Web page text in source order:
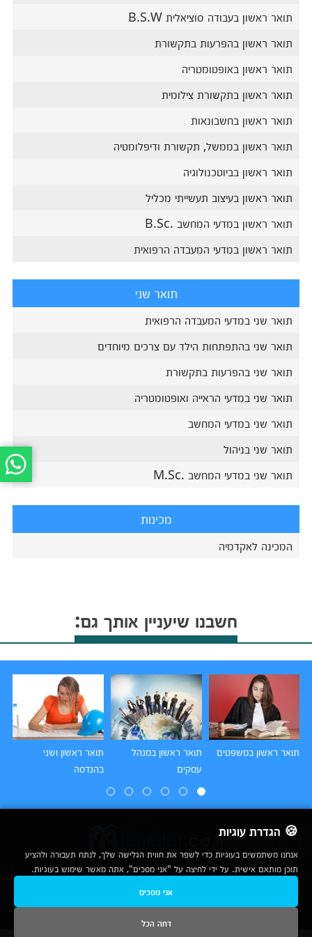
תואר ראשון בעבודה סוציאלית B.S.W
תואר ראשון בהפרעות בתקשורת
תואר ראשון באופטומטריה
תואר ראשון בתקשורת צילומית
תואר ראשון בחשבונאות
תואר ראשון בממשל, תקשורת ודיפלומטיה
תואר ראשון בביוטכנולוגיה
תואר ראשון בעיצוב תעשייתי מכליל
תואר ראשון במדעי המחשב .B.Sc
תואר ראשון במדעי המעבדה הרפואית
תואר שני
תואר שני במדעי המעבדה הרפואית
תואר שני בהתפתחות הילד עם צרכים מיוחדים
תואר שני בהפרעות בתקשורת
תואר שני במדעי הראייה ואופטומטריה
תואר שני במדעי המחשב
תואר שני בניהול
תואר שני במדעי המחשב .M.Sc
מכינות
המכינה לאקדמיה
חשבנו שיעניין אותך גם:
תואר ראשון במשפטים
תואר ראשון במנהל
עסקים
תואר ראשון ושני
בהנדסה
© כל הזכויות שמורות לחברת נרד אונליין בע"מ | מכללות|
🍪 הגדרת עוגיות
אנחנו משתמשים בעוגיות כדי לשפר את חווית הגלישה שלך, לנתח תעבורה ולהציע
תוכן מותאם אישית. על ידי לחיצה על "אני מסכים", אתה מאשר שימוש בעוגיות.
אני מסכים
דחה הכל